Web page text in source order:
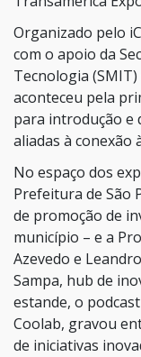
Organizado pelo
com o apoio da
Tecnologia (SMIT)
aconteceu pela
para introdução e
aliadas à conexão
No espaço dos
Prefeitura de São
de promoção de
município – e a
Azevedo e
Sampa, hub de
estande, o
Coolab, gravou
de iniciativas